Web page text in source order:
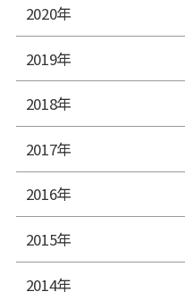
2020年
2019年
2018年
2017年
2016年
2015年
2014年